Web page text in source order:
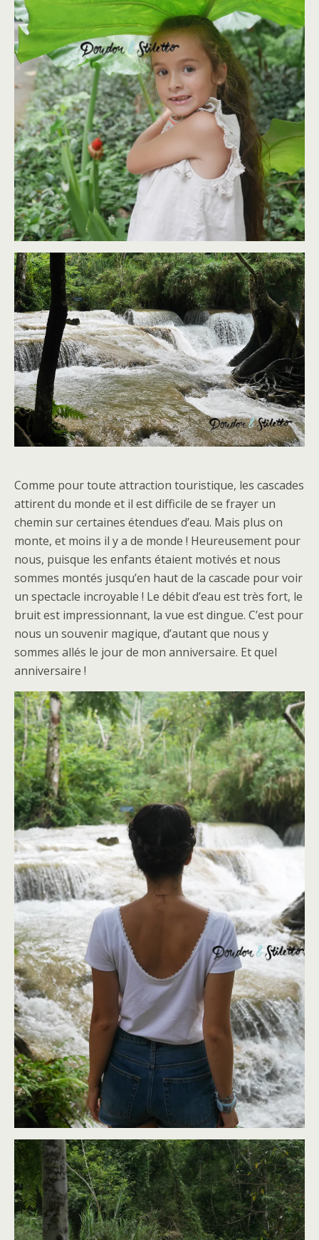
Comme pour toute attraction touristique, les cascades
attirent du monde et il est difficile de se frayer un
chemin sur certaines étendues d’eau. Mais plus on
monte, et moins il y a de monde ! Heureusement pour
nous, puisque les enfants étaient motivés et nous
sommes montés jusqu’en haut de la cascade pour voir
un spectacle incroyable ! Le débit d’eau est très fort, le
bruit est impressionnant, la vue est dingue. C’est pour
nous un souvenir magique, d’autant que nous y
sommes allés le jour de mon anniversaire. Et quel
anniversaire !